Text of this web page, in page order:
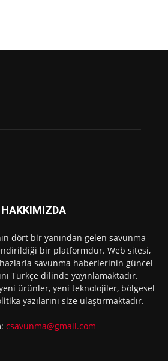
HAKKIMIZDA
dört bir yanından gelen savunma
bir platformdur. Web sitesi,
savunma haberlerinin güncel
Türkçe dilinde yayınlamaktadır.
ürünler, yeni teknolojiler, bölgesel
yazılarını size ulaştırmaktadır.
csavunma@gmail.com